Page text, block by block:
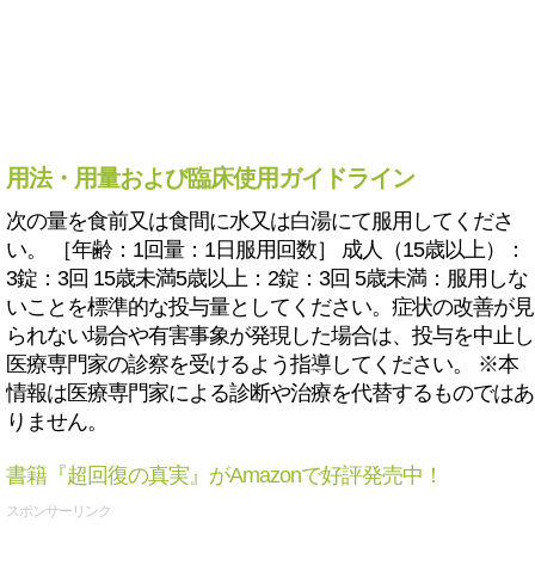
用法・用量および臨床使用ガイドライン
次の量を食前又は食間に水又は白湯にて服用してくださ
い。 ［年齢：1回量：1日服用回数］ 成人（15歳以上）：
3錠：3回 15歳未満5歳以上：2錠：3回 5歳未満：服用しな
いことを標準的な投与量としてください。症状の改善が見
られない場合や有害事象が発現した場合は、投与を中止し
医療専門家の診察を受けるよう指導してください。 ※本
情報は医療専門家による診断や治療を代替するものではあ
りません。
書籍『超回復の真実』がAmazonで好評発売中！
スポンサーリンク